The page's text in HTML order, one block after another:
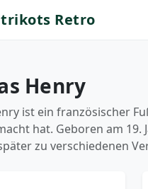
Retro
Henry
ist ein französischer
hat. Geboren am 19.
zu verschiedenen